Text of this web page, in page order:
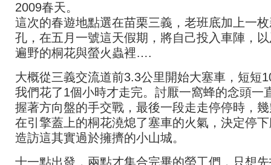
2009春天。
這次的春遊地點選在苗栗三義，老班底加上一
孔，在五月一號這天假期，將自己投入車陣，
遍野的桐花與螢火蟲裡….
大概從三義交流道前3.3公里開始大塞車，短短
我們花了1個小時才走完。討厭一窩蜂的念頭一
握著方向盤的手交戰，最後一段走走停停時，
在引擎蓋上的桐花澆熄了塞車的火氣，決定停
造訪這其實過於擁擠的小山城。
十一點出發，兩點才集合完畢的勞工們，只想